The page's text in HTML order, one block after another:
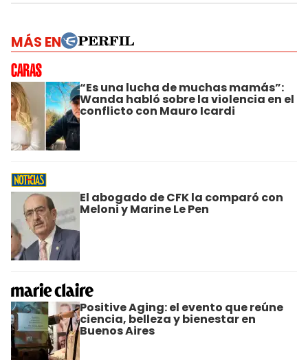
MÁS EN
“Es una lucha de muchas mamás”:
Wanda habló sobre la violencia en el
conflicto con Mauro Icardi
El abogado de CFK la comparó con
Meloni y Marine Le Pen
Positive Aging: el evento que reúne
ciencia, belleza y bienestar en
Buenos Aires